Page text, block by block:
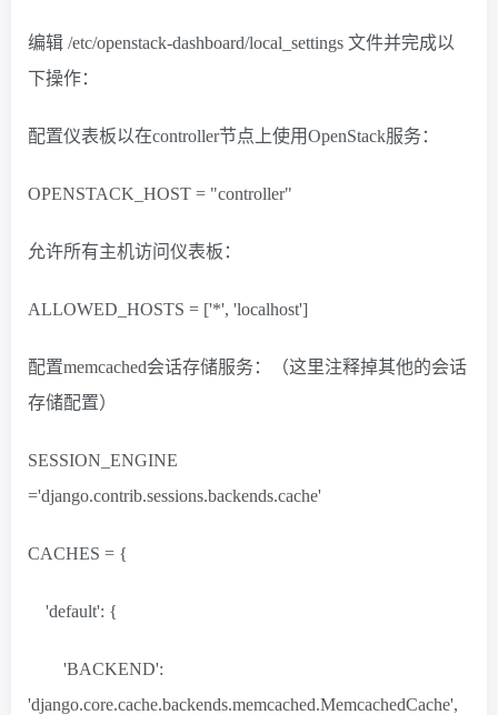
编辑 /etc/openstack-dashboard/local_settings 文件并完成以
下操作：
配置仪表板以在controller节点上使用OpenStack服务：
OPENSTACK_HOST = "controller"
允许所有主机访问仪表板：
ALLOWED_HOSTS = ['*', 'localhost']
配置memcached会话存储服务：（这里注释掉其他的会话
存储配置）
SESSION_ENGINE
='django.contrib.sessions.backends.cache'
CACHES = {
'default': {
'BACKEND':
'django.core.cache.backends.memcached.MemcachedCache',